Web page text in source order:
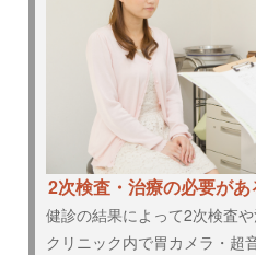
2次検査・治療の必要が
健診の結果によって2次検査
クリニック内で胃カメラ・超